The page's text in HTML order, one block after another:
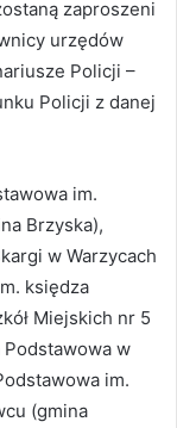
zaproszeni
urzędów
Policji –
Policji z danej
im.
Brzyska),
w Warzycach
księdza
Miejskich nr 5
Podstawowa w
im.
(gmina